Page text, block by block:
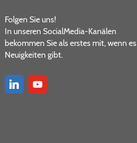
Folgen Sie uns!
In unseren SocialMedia-Kanälen
bekommen Sie als erstes mit, wenn es
Neuigkeiten gibt.